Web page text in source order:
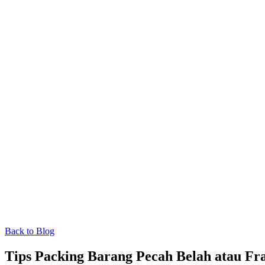
Back to Blog
Tips Packing Barang Pecah Belah atau